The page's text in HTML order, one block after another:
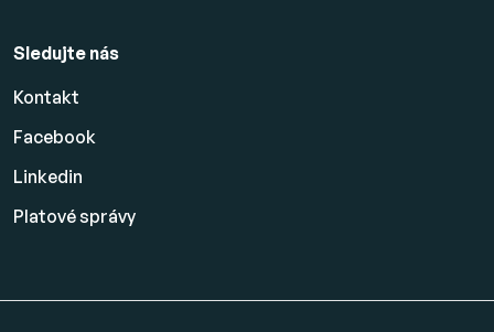
Sledujte nás
Kontakt
Facebook
Linkedin
Platovésprávy